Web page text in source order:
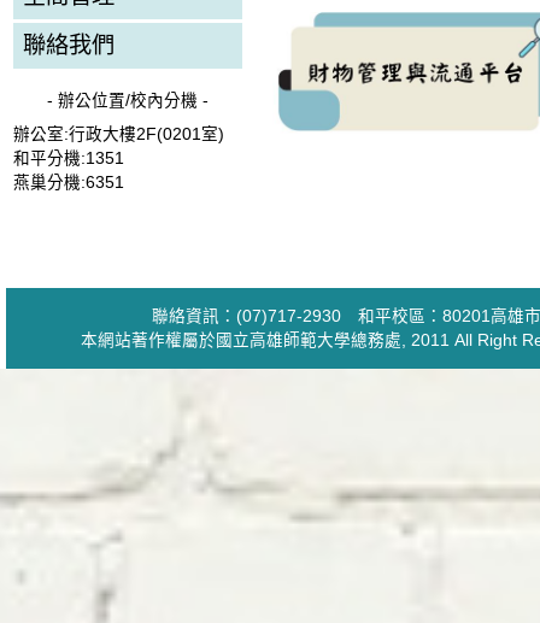
聯絡我們
- 辦公位置/校內分機 -
辦公室:行政大樓2F(0201室)
和平分機:1351
燕巢分機:6351
聯絡資訊：(07)717-2930 和平校區：80201高雄
本網站著作權屬於國立高雄師範大學總務處 , 2011 All Right